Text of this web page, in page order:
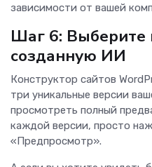
зависимости от вашей
Шаг 6: Выберите
созданную ИИ
Конструктор сайтов
три уникальные версии
просмотреть полный
каждой версии, просто
«Предпросмотр».